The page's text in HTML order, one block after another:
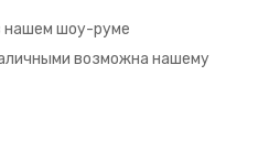
нашем шоу-руме
возможна нашему